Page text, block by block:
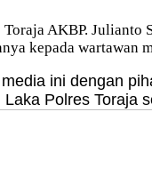
Toraja AKBP. Julianto
kepada
ini dengan
Polres Toraja